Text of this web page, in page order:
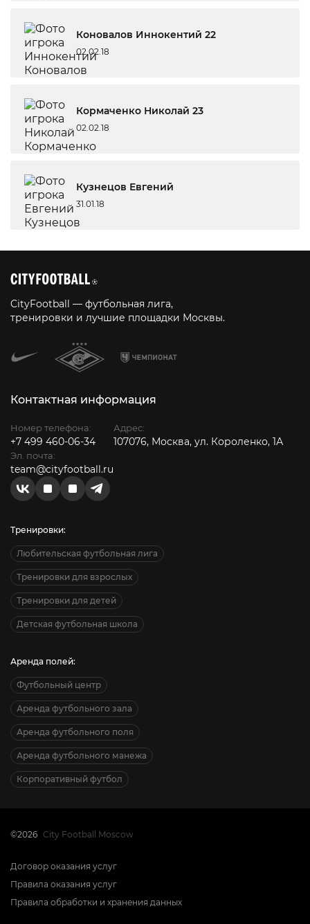
Коновалов Иннокентий 22
02.02.18
Кормаченко Николай 23
02.02.18
Кузнецов Евгений
31.01.18
CityFootball — футбольная лига,
тренировки и лучшие площадки Москвы.
Контактная информация
Номер телефона:
+7 499 460-06-34
Эл. почта:
team@cityfootball.ru
Адрес:
107076, Москва, ул. Короленко, 1А
Тренировки:
Любительская футбольная лига
Тренировки для взрослых
Тренировки для детей
Детская футбольная школа
Аренда полей:
Футбольный центр
Аренда футбольного зала
Аренда футбольного поля
Аренда футбольного манежа
Корпоративный футбол
©2026 City Football Moscow
Договор оказания услуг
Правила оказания услуг
Правила обработки и хранения данных